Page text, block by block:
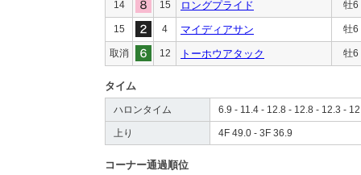
14 15 ロングプライド 牡6
15 4 マイディアサン 牡6
取消 12 トーホウアタック 牡6
タイム
ハロンタイム 6.9 - 11.4 - 12.8 - 12.8 - 12.3 -
上り 4F 49.0 - 3F 36.9
コーナー通過順位